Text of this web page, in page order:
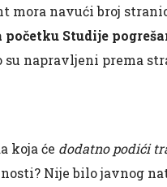
mora navući broj
početku Studije
napravljeni prema
koja će dodatno podići
Nije bilo javnog